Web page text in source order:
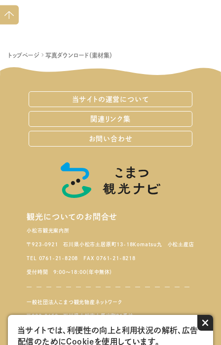
トップページ 写真ダウンロード（素材集）
ジト
ップ
当サイトの運営について
関連リンク集
お問い合わせ
観光についてのお問合せ
小松市観光案内所
〒923-0921 石川県小松市土居原町13-18Komatsu九 小松土産店
TEL 0761-21-8208 FAX 0761-21-8218
受付時間 9:00～18:00（年中無休）
一般社団法人こまつ観光物産ネットワーク
〒923-8650 石川県小松市小馬出町91番地
当サイトでは、利便性の向上と利用状況の解析、広告
配信のためにCookieを使用しています。
×